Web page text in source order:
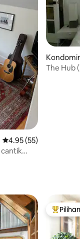
Penarafan purata 4.95
4.95 (55)
dward
The Hub
Pilihan